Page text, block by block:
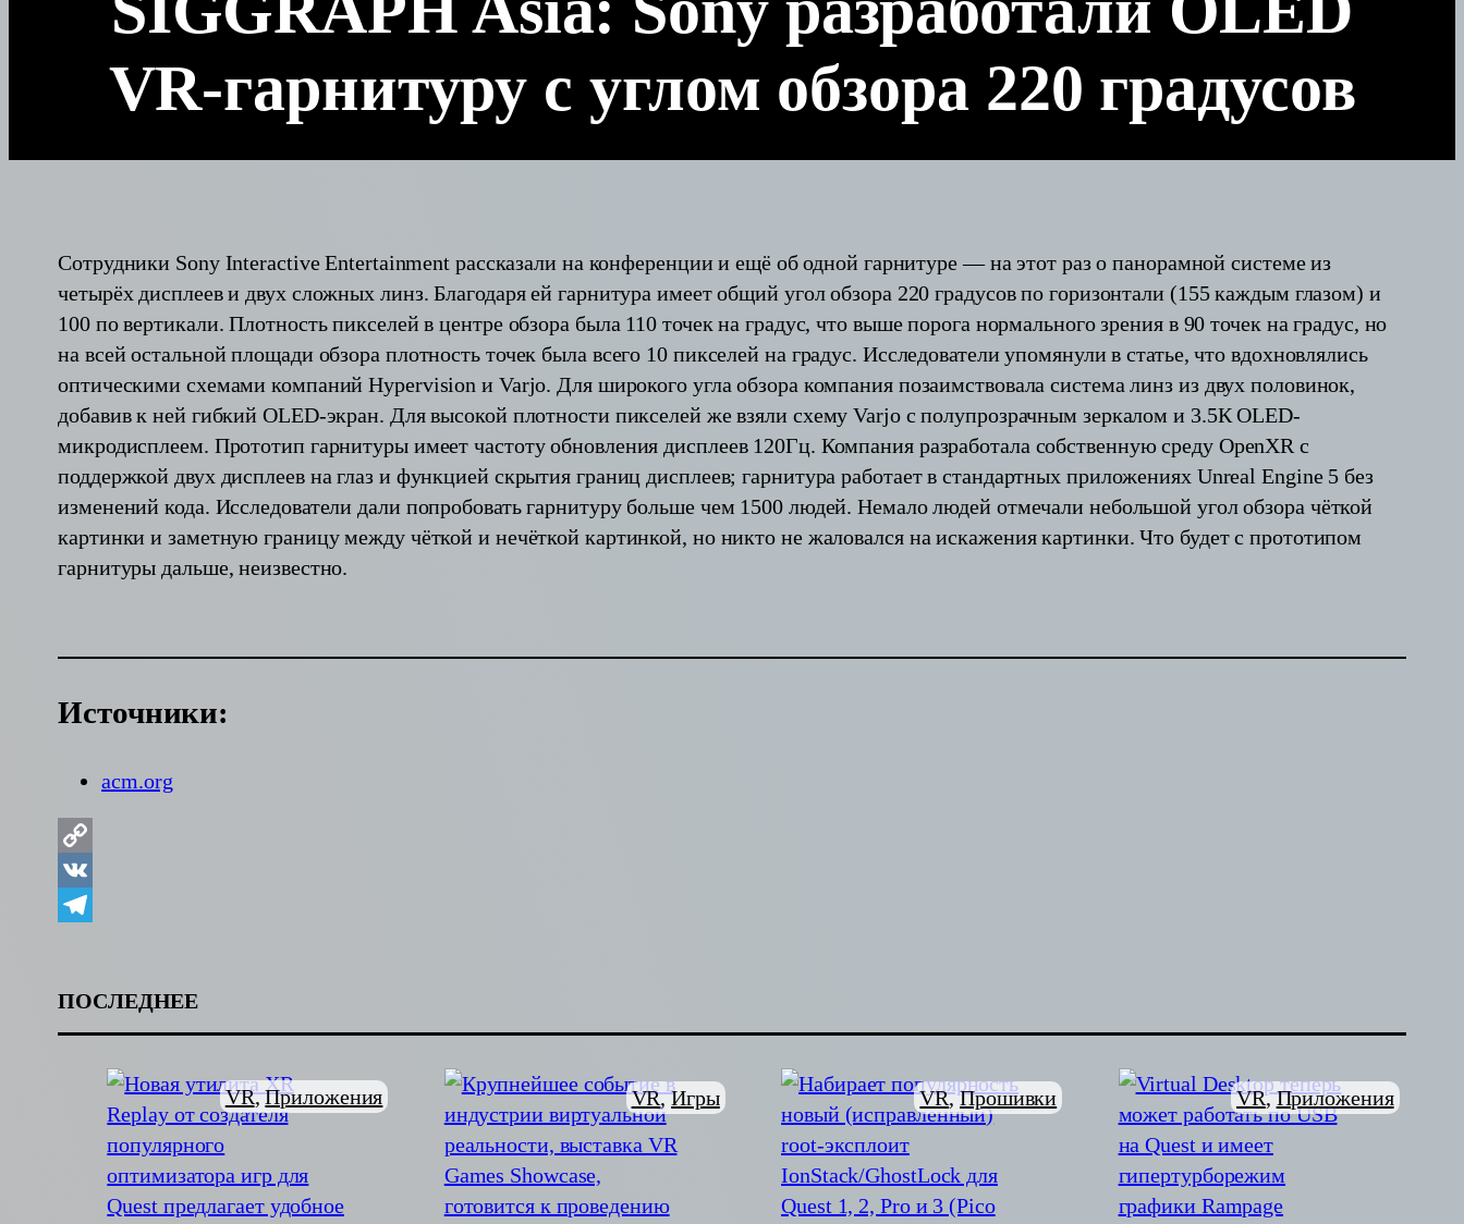
VR-гарнитуру с углом обзора 220 градусов
Сотрудники Sony Interactive Entertainment рассказали на конференции и ещё об одной гарнитуре — на этот раз о панорамной системе из
четырёх дисплеев и двух сложных линз. Благодаря ей гарнитура имеет общий угол обзора 220 градусов по горизонтали (155 каждым глазом) и
100 по вертикали. Плотность пикселей в центре обзора была 110 точек на градус, что выше порога нормального зрения в 90 точек на градус, но
на всей остальной площади обзора плотность точек была всего 10 пикселей на градус. Исследователи упомянули в статье, что вдохновлялись
оптическими схемами компаний Hypervision и Varjo. Для широкого угла обзора компания позаимствовала система линз из двух половинок,
добавив к ней гибкий OLED-экран. Для высокой плотности пикселей же взяли схему Varjo с полупрозрачным зеркалом и 3.5К OLED-
микродисплеем. Прототип гарнитуры имеет частоту обновления дисплеев 120Гц. Компания разработала собственную среду OpenXR с
поддержкой двух дисплеев на глаз и функцией скрытия границ дисплеев; гарнитура работает в стандартных приложениях Unreal Engine 5 без
изменений кода. Исследователи дали попробовать гарнитуру больше чем 1500 людей. Немало людей отмечали небольшой угол обзора чёткой
картинки и заметную границу между чёткой и нечёткой картинкой, но никто не жаловался на искажения картинки. Что будет с прототипом
гарнитуры дальше, неизвестно.
Источники:
acm.org
Copy
Link
VK
ПОСЛЕДНЕЕ
VR, Приложения VR, Игры VR, Прошивки VR, Приложения